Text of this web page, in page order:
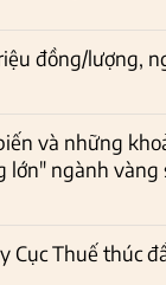
đồng/lượng,
và những
lớn" ngành
Cục Thuế thúc